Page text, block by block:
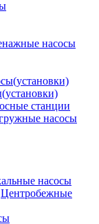
насосы
станции
насосы
насосы
Центробежные